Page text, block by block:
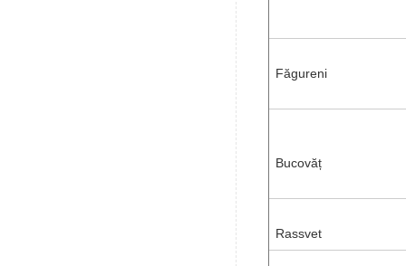
Făgureni
Bucovăț
Rassvet